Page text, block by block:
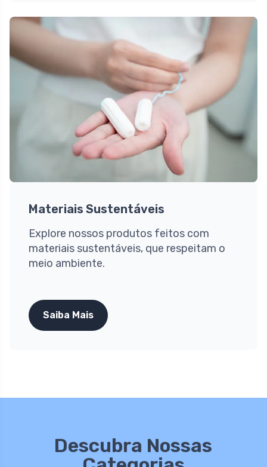
Materiais Sustentáveis
Explore nossos produtos feitos com
materiais sustentáveis, que respeitam o
meio ambiente.
Saiba Mais
Descubra Nossas